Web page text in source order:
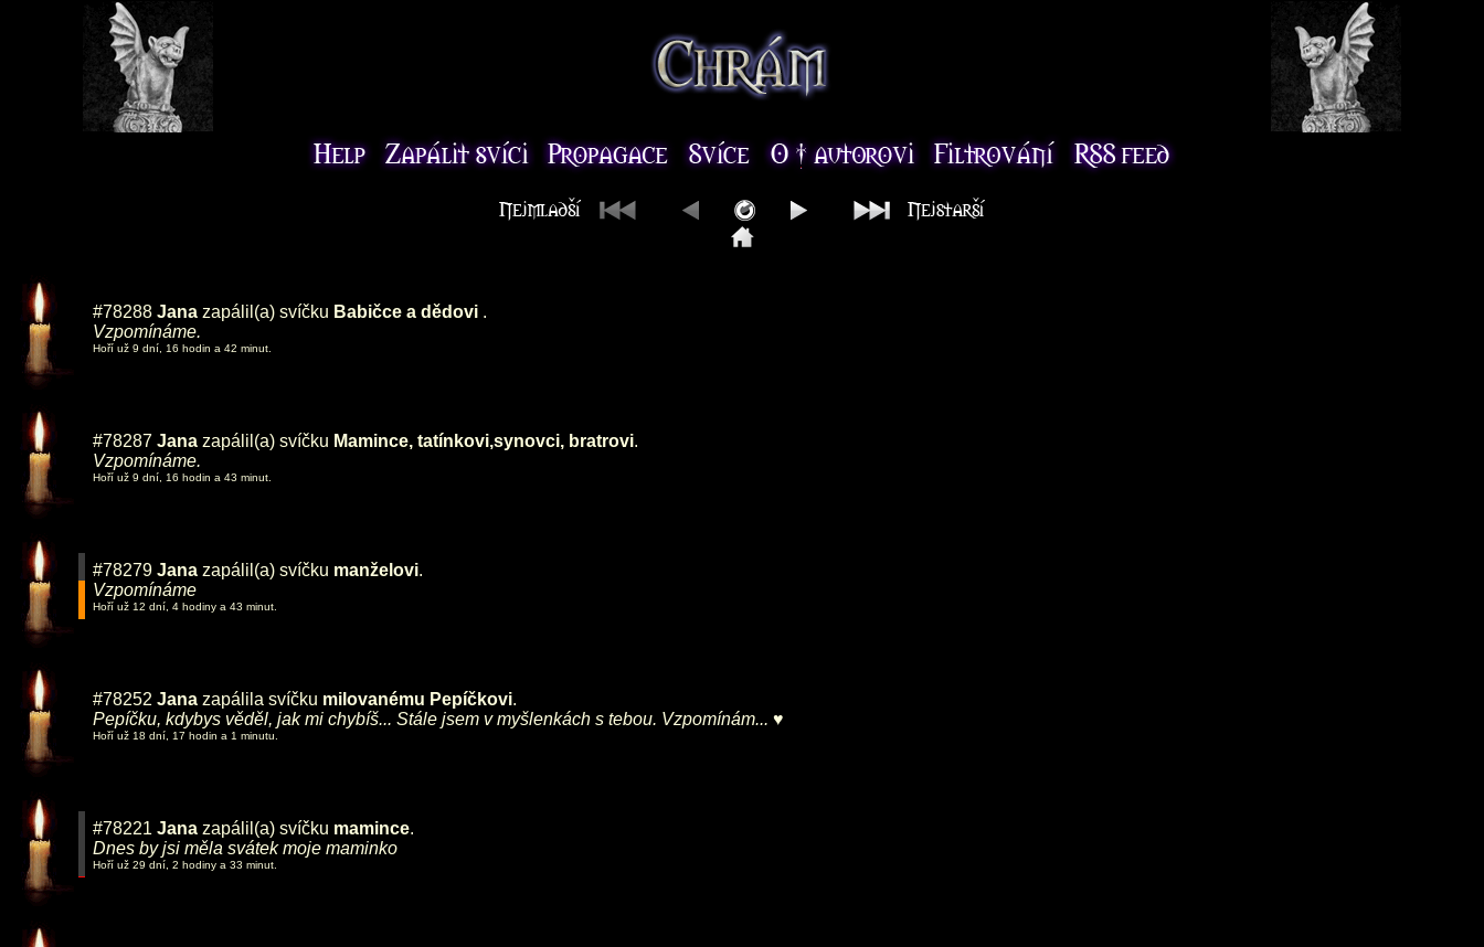
#78288 Jana zapálil(a) svíčku Babičce a dědovi .
Vzpomínáme.
Hoří už 9 dní, 16 hodin a 42 minut.
#78287 Jana zapálil(a) svíčku Mamince, tatínkovi,synovci, bratrovi.
Vzpomínáme.
Hoří už 9 dní, 16 hodin a 43 minut.
#78279 Jana zapálil(a) svíčku manželovi.
Vzpomínáme
Hoří už 12 dní, 4 hodiny a 43 minut.
#78252 Jana zapálila svíčku milovanému Pepíčkovi.
Pepíčku, kdybys věděl, jak mi chybíš... Stále jsem v myšlenkách s tebou. Vzpomínám... ♥
Hoří už 18 dní, 17 hodin a 1 minutu.
#78221 Jana zapálil(a) svíčku mamince.
Dnes by jsi měla svátek moje maminko
Hoří už 29 dní, 2 hodiny a 33 minut.